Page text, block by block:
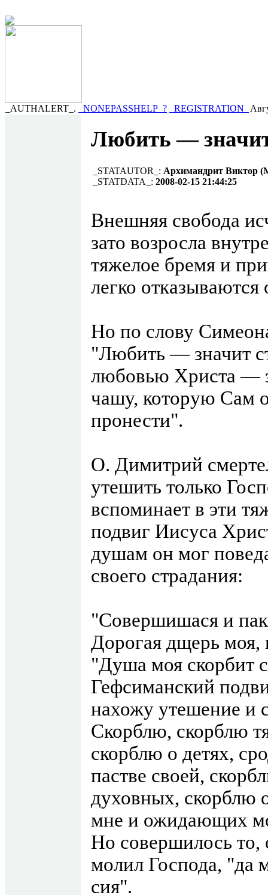
_AUTHALERT_. _NONEPASSHELP_? _REGISTRATION_
Любить —
_STATAUTOR_: Архимандрит Виктор
_STATDATA_: 2008-02-15 21:44:25
Внешняя свобода
зато возросла
тяжелое бремя и
легко отказываются
Но по слову
"Любить — значит
любовью Христа —
чашу, которую Сам
пронести".
О. Димитрий
утешить только
вспоминает в эти
подвиг Иисуса
душам он мог
своего страдания:
"Совершишася и
Дорогая дщерь моя,
"Душа моя скорбит
Гефсиманский
нахожу утешение и
Скорблю, скорблю
скорблю о детях,
пастве своей,
духовных,
мне и ожидающих
Но совершилось то,
молил Господа, "да
сия".